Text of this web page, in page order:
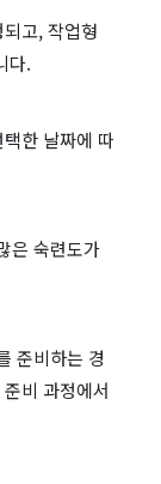
고, 작업형
다.
한 날짜에 따
은 숙련도가
준비하는 경
비 과정에서